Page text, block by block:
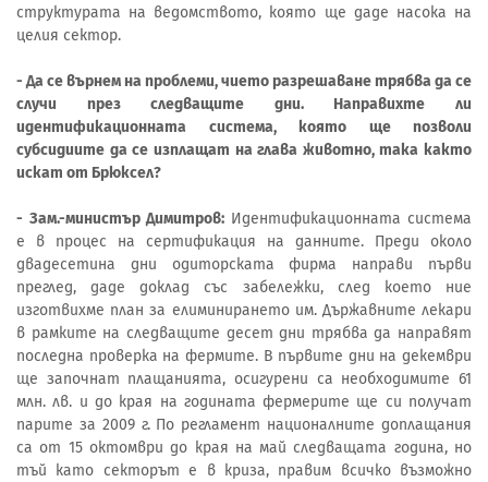
структурата на ведомството, която ще даде насока на
целия сектор.
- Да се върнем на проблеми, чието разрешаване трябва да се
случи през следващите дни. Направихте ли
идентификационната система, която ще позволи
субсидиите да се изплащат на глава животно, така както
искат от Брюксел?
- Зам.-министър Димитров: Идентификационната система
е в процес на сертификация на данните. Преди около
двадесетина дни одиторската фирма направи първи
преглед, даде доклад със забележки, след което ние
изготвихме план за елиминирането им. Държавните лекари
в рамките на следващите десет дни трябва да направят
последна проверка на фермите. В първите дни на декември
ще започнат плащанията, осигурени са необходимите 61
млн. лв. и до края на годината фермерите ще си получат
парите за 2009 г. По регламент националните доплащания
са от 15 октомври до края на май следващата година, но
тъй като секторът е в криза, правим всичко възможно